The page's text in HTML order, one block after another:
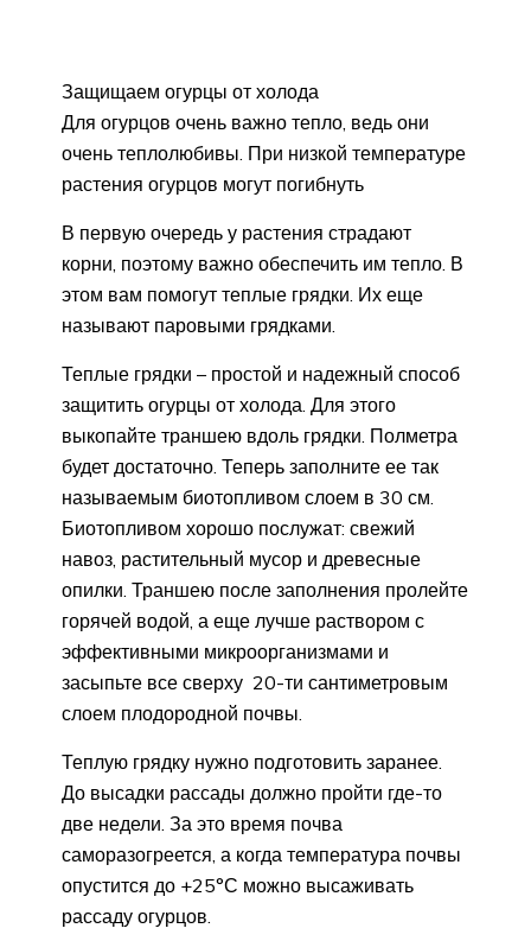
Защищаем огурцы от холода
Для огурцов очень важно тепло, ведь они
очень теплолюбивы. При низкой температуре
растения огурцов могут погибнуть
В первую очередь у растения страдают
корни, поэтому важно обеспечить им тепло. В
этом вам помогут теплые грядки. Их еще
называют паровыми грядками.
Теплые грядки – простой и надежный способ
защитить огурцы от холода. Для этого
выкопайте траншею вдоль грядки. Полметра
будет достаточно. Теперь заполните ее так
называемым биотопливом слоем в 30 см.
Биотопливом хорошо послужат: свежий
навоз, растительный мусор и древесные
опилки. Траншею после заполнения пролейте
горячей водой, а еще лучше раствором с
эффективными микроорганизмами и
засыпьте все сверху 20-ти сантиметровым
слоем плодородной почвы.
Теплую грядку нужно подготовить заранее.
До высадки рассады должно пройти где-то
две недели. За это время почва
саморазогреется, а когда температура почвы
опустится до +25°С можно высаживать
рассаду огурцов.